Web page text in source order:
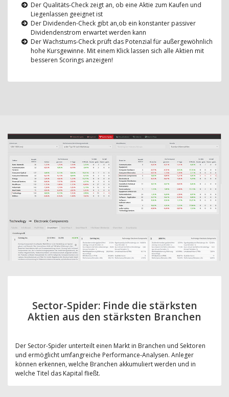
Der Qualitäts-Check zeigt an, ob eine Aktie zum Kaufen und
Liegenlassen geeignet ist
Der Dividenden-Check gibt an,ob ein konstanter passiver
Dividendenstrom erwartet werden kann
Der Wachstums-Check prüft das Potenzial für außergewöhnlich
hohe Kursgewinne. Mit einem Klick lassen sich alle Aktien mit
besseren Scorings anzeigen!
Sector-Spider: Finde die stärksten
Aktien aus den stärksten Branchen
Der Sector-Spider unterteilt einen Markt in Branchen und Sektoren
und ermöglicht umfangreiche Performance-Analysen. Anleger
können erkennen, welche Branchen akkumuliert werden und in
welche Titel das Kapital fließt.